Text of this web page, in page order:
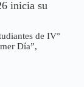
inicia su
de IV°
Día”,